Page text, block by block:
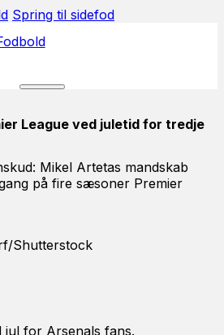
Spring til sidefod
League ved juletid for tredje
Mikel Artetas mandskab
på fire sæsoner Premier
Shutterstock
jul for Arsenals fans.